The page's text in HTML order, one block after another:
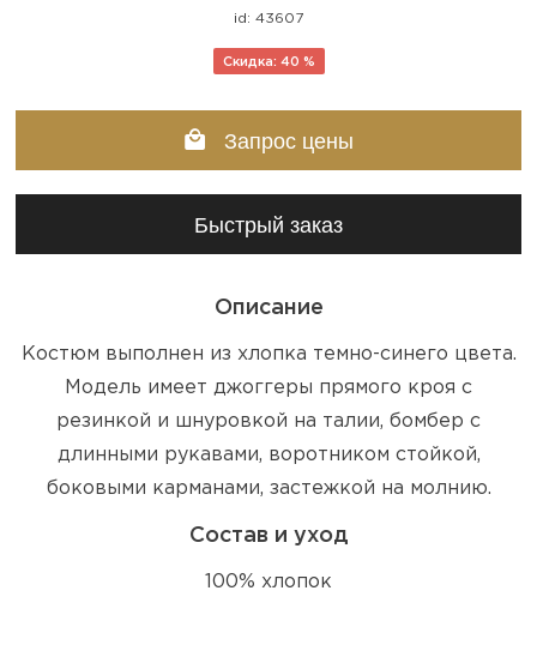
id: 43607
Скидка: 40 %
Запрос цены
Быстрый заказ
Описание
Костюм выполнен из хлопка темно-синего цвета.
Модель имеет джоггеры прямого кроя с
резинкой и шнуровкой на талии, бомбер с
длинными рукавами, воротником стойкой,
боковыми карманами, застежкой на молнию.
Состав и уход
100% хлопок